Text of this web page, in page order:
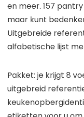
en meer. 157
maar kunt
Uitgebreide
alfabetische lijst
Pakket: je krijgt 8
uitgebreid